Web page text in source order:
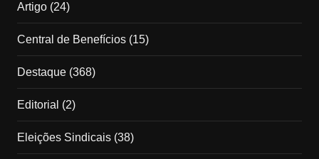
Artigo(24)
Central de Benefícios(15)
Destaque(368)
Editorial (2)
Eleições Sindicais(38)